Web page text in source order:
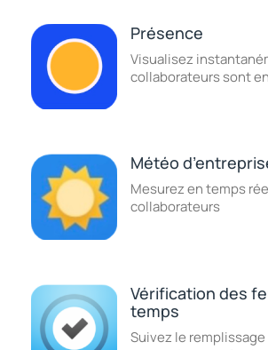
Présence
Visualisez
collaborateurs sont
Météo
Mesurez en temps
collaborateurs
Vérification des
temps
Suivez le